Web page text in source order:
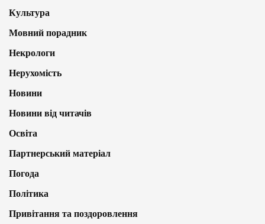
Культура
Мовний порадник
Некрологи
Нерухомість
Новини
Новини від читачів
Освіта
Партнерський матеріал
Погода
Політика
Привітання та поздоровлення